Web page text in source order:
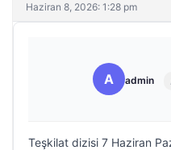
Haziran 8, 2026: 1:28 pm
A admin
Teşkilat dizisi 7 Haziran